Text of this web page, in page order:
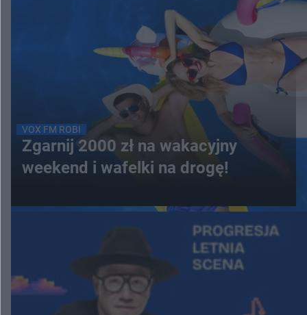
VOX FM ROBI
Zgarnij 2000 zł na wakacyjny
weekend i wafelki na drogę!